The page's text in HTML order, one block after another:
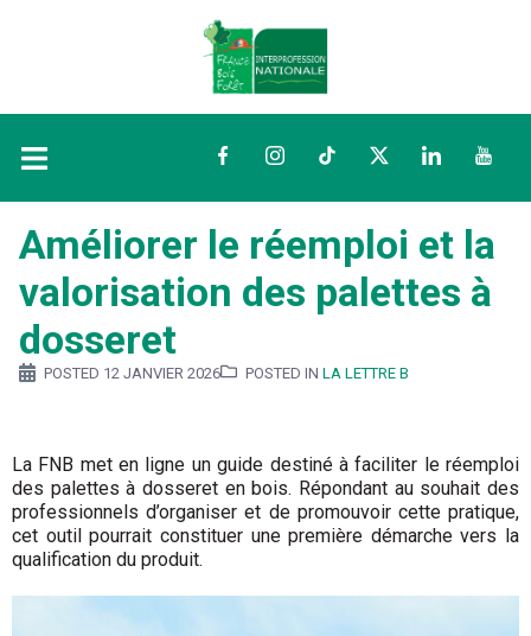
FacebookInstagramTikTokTwitterLinkedIn
Améliorer le réemploi et la
valorisation des palettes à
dosseret
POSTED 12 JANVIER 2026 POSTED IN LA LETTRE B
La FNB met en ligne un guide destiné à faciliter le réemploi
des palettes à dosseret en bois. Répondant au souhait des
professionnels d’organiser et de promouvoir cette pratique,
cet outil pourrait constituer une première démarche vers la
qualification du produit.